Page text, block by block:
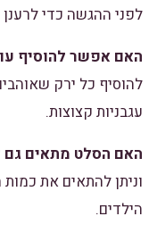
לפני ההגשה כדי
האם אפשר להוסיף
להוסיף כל ירק
עגבניות קצוצות.
האם הסלט מתאים גם
וניתן להתאים את
הילדים.